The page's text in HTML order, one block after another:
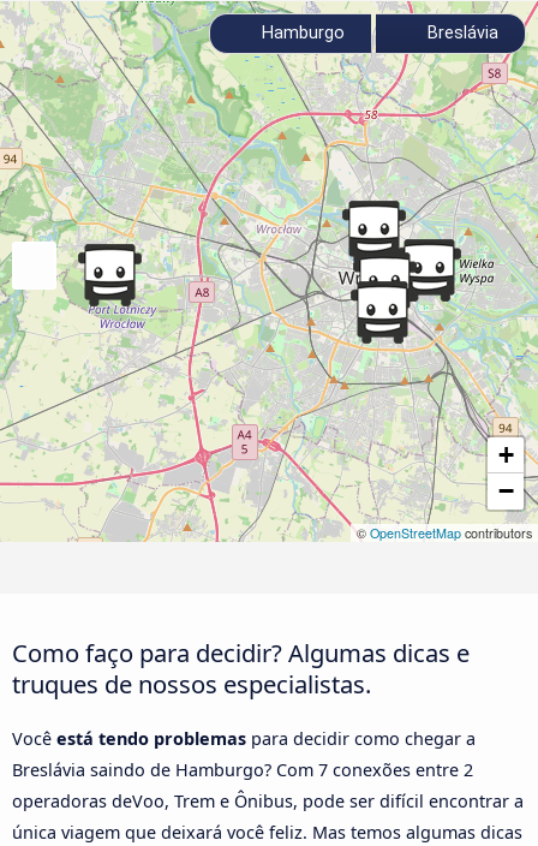
+
−
© OpenStreetMap contributors
Hamburgo Breslávia
Como faço para decidir? Algumas dicas e
truques de nossos especialistas.
Você está tendo problemas para decidir como chegar a
Breslávia saindo de Hamburgo? Com 7 conexões entre 2
operadoras deVoo, Trem e Ônibus, pode ser difícil encontrar a
única viagem que deixará você feliz. Mas temos algumas dicas